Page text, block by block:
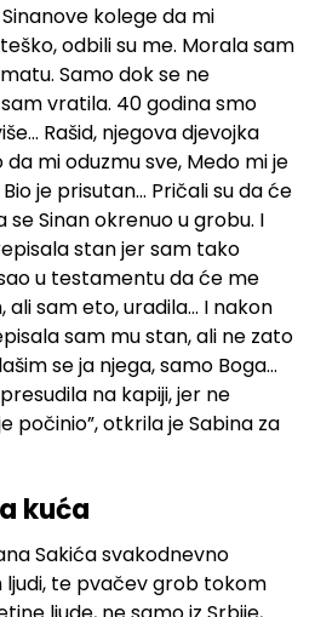
kolege da mi
odbili su me. Morala sam
Samo dok se ne
vratila. 40 godina smo
Rašid, njegova djevojka
mi oduzmu sve, Medo mi je
je prisutan… Pričali su da će
se Sinan okrenuo u grobu. I
stan jer sam tako
u testamentu da će me
sam eto, uradila… I nakon
sam mu stan, ali ne zato
se ja njega, samo Boga…
na kapiji, jer ne
počinio”, otkrila je Sabina za
kuća
Sakića svakodnevno
ljudi, te pvačev grob tokom